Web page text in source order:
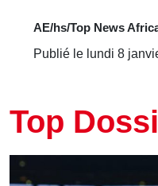
AE/hs/Top News
Publié le lundi 8
Top